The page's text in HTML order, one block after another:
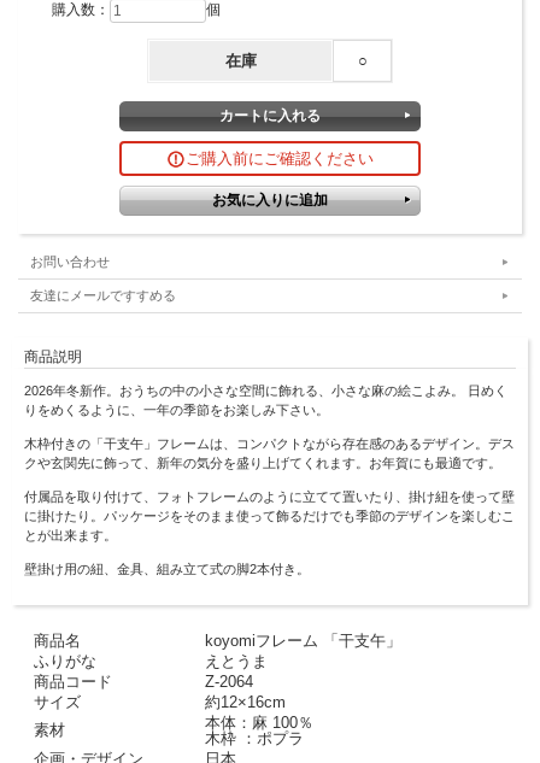
購入数： 個
在庫 ○
ご購入前にご確認ください
お問い合わせ
友達にメールですすめる
商品説明
2026年冬新作。おうちの中の小さな空間に飾れる、小さな麻の絵こよみ。 日めく
りをめくるように、一年の季節をお楽しみ下さい。
木枠付きの「干支午」フレームは、コンパクトながら存在感のあるデザイン。デス
クや玄関先に飾って、新年の気分を盛り上げてくれます。お年賀にも最適です。
付属品を取り付けて、フォトフレームのように立てて置いたり、掛け紐を使って壁
に掛けたり。パッケージをそのまま使って飾るだけでも季節のデザインを楽しむこ
とが出来ます。
壁掛け用の紐、金具、組み立て式の脚2本付き。
商品名
koyomiフレーム 「干支午」
ふりがな
えとうま
商品コード
Z-2064
サイズ
約12×16cm
素材
本体：麻 100％
木枠 ：ポプラ
企画・デザイン
日本